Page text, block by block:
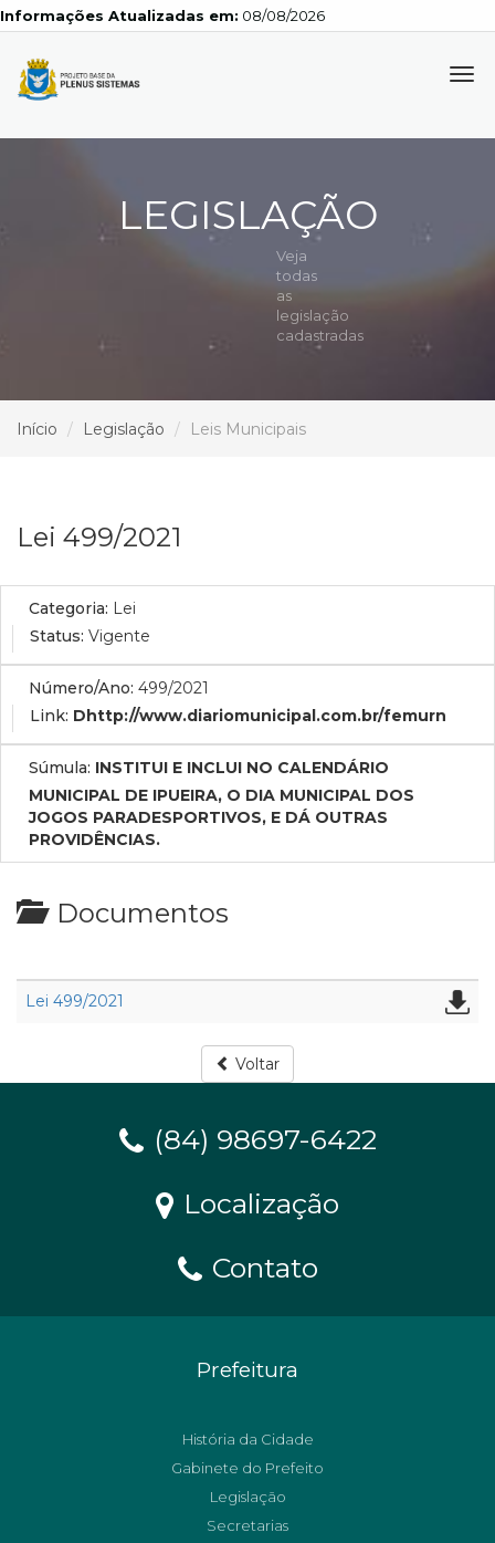
Atualizadas em: 08/08/2026
LEGISLAÇÃO
Veja
todas
as
legislação
cadastradas
Início Legislação Leis Municipais
Lei 499/2021
Categoria: Lei
Status: Vigente
Número/Ano: 499/2021
Link: Dhttp://www.diariomunicipal.com.br/femurn
Súmula: INSTITUI E INCLUI NO CALENDÁRIO
MUNICIPAL DE IPUEIRA, O DIA MUNICIPAL DOS
JOGOS PARADESPORTIVOS, E DÁ OUTRAS
PROVIDÊNCIAS.
Documentos
Lei 499/2021
Voltar
(84) 98697-6422
Localização
Contato
Prefeitura
História da Cidade
Gabinete do Prefeito
Legislação
Secretarias